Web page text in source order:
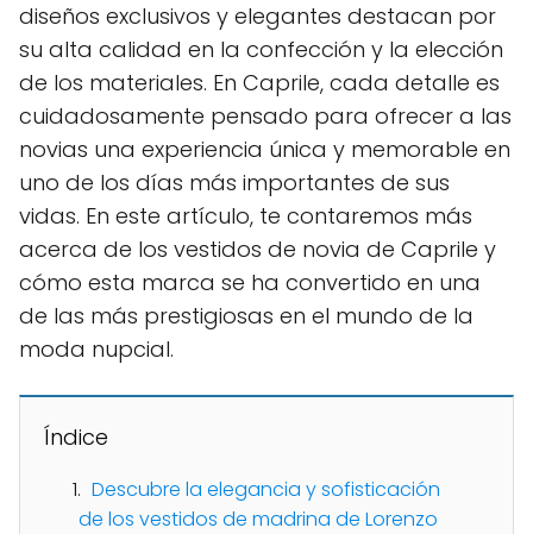
diseños exclusivos y elegantes destacan por
su alta calidad en la confección y la elección
de los materiales. En Caprile, cada detalle es
cuidadosamente pensado para ofrecer a las
novias una experiencia única y memorable en
uno de los días más importantes de sus
vidas. En este artículo, te contaremos más
acerca de los vestidos de novia de Caprile y
cómo esta marca se ha convertido en una
de las más prestigiosas en el mundo de la
moda nupcial.
Índice
Descubre la elegancia y sofisticación
de los vestidos de madrina de Lorenzo